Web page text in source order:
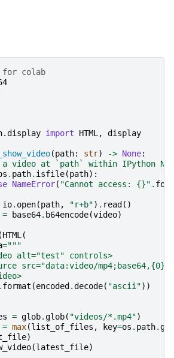
for colab
import HTML, display
(path: str) -> None:
a video at `path` within IPython
. path. isfile(path):
NameError( "Cannot access: {}" .
io. open(path, "r+b") . read ()
= base64. b64encode(video)
(HTML(
="""
alt="test" controls>
src="data:video/mp4;base64,
{0}
. format (encoded .decode( "ascii"))
= glob.glob( "videos/*.mp4")
= max(list_of_files , key=os . path.
)
(latest_file)